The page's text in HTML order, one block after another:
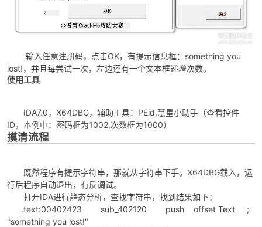
输入任意注册码，点击OK，有提示信息框：something you
lost!，并且每尝试一次，左边还有一个文本框递增次数。
使用工具
IDA7.0，X64DBG，辅助工具：PEid,慧星小助手（查看控件
ID，本例中：密码框为1002,次数框为1000）
摸清流程
既然程序有提示字符串，那就从字符串下手。X64DBG载入，运
行后程序自动退出，有反调试。
打开IDA进行静态分析，查找字符串，找到结果如下：
.text:00402423 sub_402120 push offset Text ;
"something you lost!"